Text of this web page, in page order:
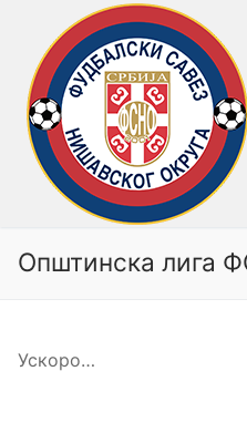
Прескочи
садржаја
Општинска лига
Ускоро…